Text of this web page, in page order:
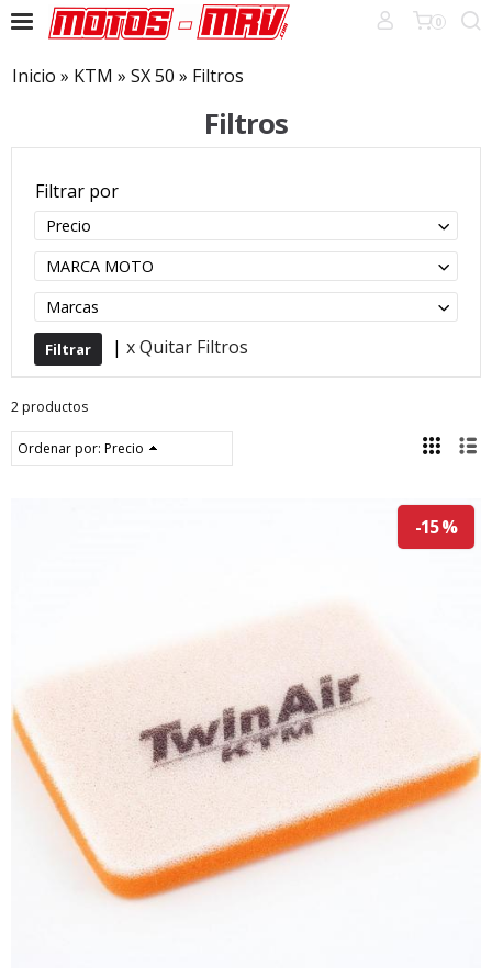
0
Inicio » KTM » SX 50 » Filtros
Filtros
Filtrar por
Precio
MARCA MOTO
Marcas
| x Quitar Filtros
2 productos
Ordenar por: Precio
-15 %